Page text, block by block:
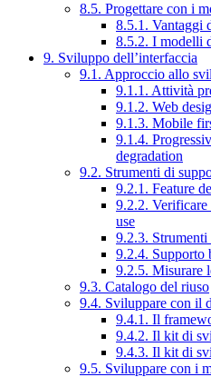
8.5. Progettare con i
8.5.1. Vantaggi
8.5.2. I modelli
9. Sviluppo dell’interfaccia
9.1. Approccio allo
9.1.1. Attività
9.1.2. Web
9.1.3. Mobile
9.1.4.
degradation
9.2. Strumenti di
9.2.1. Feature
9.2.2.
use
9.2.3. Strumenti
9.2.4. Supporto
9.2.5. Misurare
9.3. Catalogo del riuso
9.4. Sviluppare con il
9.4.1. Il
9.4.2. Il kit di
9.4.3. Il kit di
9.5. Sviluppare con i